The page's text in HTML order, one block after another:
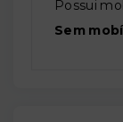
Possui
Sem